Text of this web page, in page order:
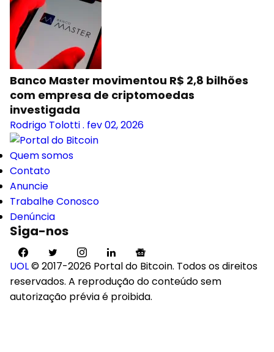
Banco Master movimentou R$ 2,8 bilhões
com empresa de criptomoedas
investigada
Rodrigo Tolotti. fev 02, 2026
Quem somos
Contato
Anuncie
Trabalhe Conosco
Denúncia
Siga-nos
UOL© 2017-2026 Portal do Bitcoin. Todos os direitos
reservados. A reprodução do conteúdo sem
autorização prévia é proibida.